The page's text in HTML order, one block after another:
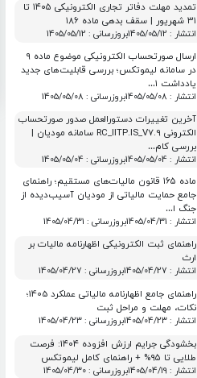
تمدید مهلت دفاتر تجاری الکترونیکی ۱۴۰۵ تا
۳۱ شهریور | سقف بدهی ماده ۱۸۶
انتشار : 1405/05/12 بروزرسانی : 1405/05/12
ارسال صورتحساب الکترونیکی موضوع ماده ۹
در سامانه لیموتکس؛ بررسی قابلیت‌های جدید
یادداشت ۱…
انتشار : 1405/05/08 بروزرسانی : 1405/05/08
آخرین تغییرات دستورالعمل صدور صورتحساب
الکترونی RC_IITP.IS_V7.9 سامانه مودیان |
بررسی کام…
انتشار : 1405/05/04 بروزرسانی : 1405/05/04
ماده ۱۶۵ قانون مالیات‌های مستقیم؛ راهنمای
جامع حمایت مالیاتی از مودیان آسیب‌دیده از
جنگ ا…
انتشار : 1405/04/31 بروزرسانی : 1405/04/31
راهنمای ثبت الکترونیکی اظهارنامه مالیات بر
ارث
انتشار : 1405/04/27 بروزرسانی : 1405/04/27
راهنمای جامع اظهارنامه مالیاتی عملکرد 1405؛
نکات، مهلت و مراحل ثبت
انتشار : 1405/04/23 بروزرسانی : 1405/04/23
بخشودگی جرایم ارزش افزوده ۱۴۰۴: فرصت
طلایی تا ۹۵% + راهنمای کامل لیموتکس
انتشار : 1405/04/19 بروزرسانی : 1405/04/30